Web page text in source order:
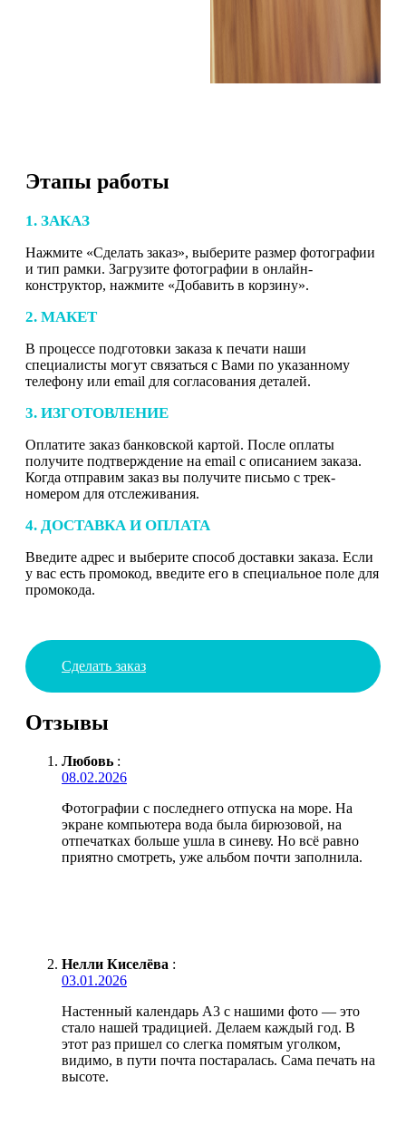
Этапы работы
1. ЗАКАЗ
Нажмите «Сделать заказ», выберите размер фотографии
и тип рамки. Загрузите фотографии в онлайн-
конструктор, нажмите «Добавить в корзину».
2. МАКЕТ
В процессе подготовки заказа к печати наши
специалисты могут связаться с Вами по указанному
телефону или email для согласования деталей.
3. ИЗГОТОВЛЕНИЕ
Оплатите заказ банковской картой. После оплаты
получите подтверждение на email с описанием заказа.
Когда отправим заказ вы получите письмо с трек-
номером для отслеживания.
4. ДОСТАВКА И ОПЛАТА
Введите адрес и выберите способ доставки заказа. Если
у вас есть промокод, введите его в специальное поле для
промокода.
Сделать заказ
Отзывы
Любовь :
08.02.2026
Фотографии с последнего отпуска на море. На
экране компьютера вода была бирюзовой, на
отпечатках больше ушла в синеву. Но всё равно
приятно смотреть, уже альбом почти заполнила.
Нелли Киселёва :
03.01.2026
Настенный календарь А3 с нашими фото — это
стало нашей традицией. Делаем каждый год. В
этот раз пришел со слегка помятым уголком,
видимо, в пути почта постаралась. Сама печать на
высоте.